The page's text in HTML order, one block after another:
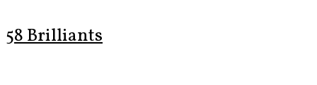
58 Brilliants